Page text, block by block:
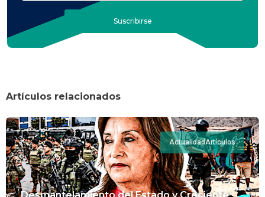
Suscribirse
Artículos relacionados
ActualidadArtículos